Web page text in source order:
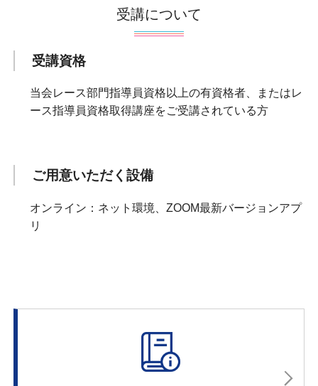
受講について
受講資格
当会レース部門指導員資格以上の有資格者、またはレ
ース指導員資格取得講座をご受講されている方
ご用意いただく設備
オンライン：ネット環境、ZOOM最新バージョンアプ
リ